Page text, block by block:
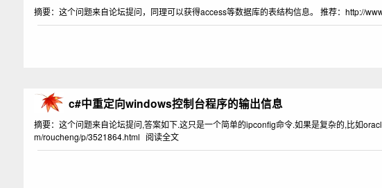
摘要：这个问题来自论坛提问，同理可以获得access等数据库的表结构信息。 推荐：http://
c#中重定向windows控制台程序的输出信息
摘要：这个问题来自论坛提问,答案如下.这只是一个简单的ipconfig命令.如果是复杂的,比如
m/roucheng/p/3521864.html 阅读全文